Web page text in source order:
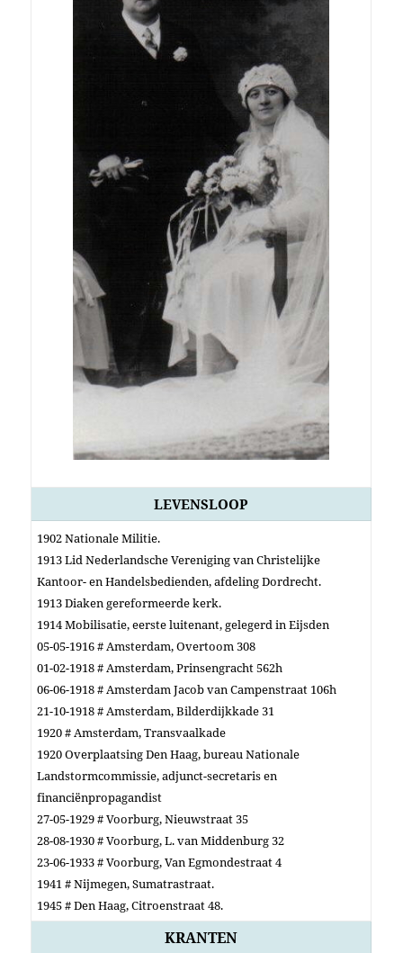
LEVENSLOOP
1902 Nationale Militie.
1913 Lid Nederlandsche Vereniging van Christelijke
Kantoor- en Handelsbedienden, afdeling Dordrecht.
1913 Diaken gereformeerde kerk.
1914 Mobilisatie, eerste luitenant, gelegerd in Eijsden
05-05-1916 # Amsterdam, Overtoom 308
01-02-1918 # Amsterdam, Prinsengracht 562h
06-06-1918 # Amsterdam Jacob van Campenstraat 106h
21-10-1918 # Amsterdam, Bilderdijkkade 31
1920 # Amsterdam, Transvaalkade
1920 Overplaatsing Den Haag, bureau Nationale
Landstormcommissie, adjunct-secretaris en
financiënpropagandist
27-05-1929 # Voorburg, Nieuwstraat 35
28-08-1930 # Voorburg, L. van Middenburg 32
23-06-1933 # Voorburg, Van Egmondestraat 4
1941 # Nijmegen, Sumatrastraat.
1945 # Den Haag, Citroenstraat 48.
KRANTEN